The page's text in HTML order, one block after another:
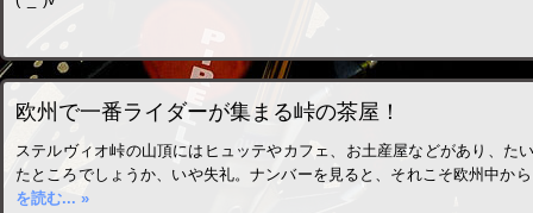
欧州で一番ライダーが集まる峠の茶屋！
ステルヴィオ峠の山頂にはヒュッテやカフェ、お土産屋などがあり、た
たところでしょうか、いや失礼。ナンバーを見ると、それこそ欧州中か
を読む... »